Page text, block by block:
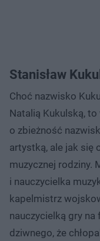
Stanisław
Choć nazwisko
Natalią Kukulską,
o zbieżność
artystką, ale jak się
muzycznej rodziny.
i nauczycielka
kapelmistrz
nauczycielką gry
dziwnego, że